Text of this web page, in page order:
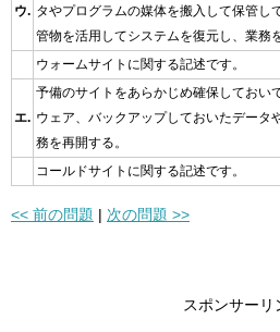
ウ. タやプログラムの媒体を搬入して保管し
管物を活用してシステムを復元し、業務
ウォームサイトに関する記述です。
エ.
予備のサイトをあらかじめ確保しておい
ウェア、バックアップしておいたデータ
務を再開する。
コールドサイトに関する記述です。
<< 前の問題 | 次の問題 >>
スポンサーリ